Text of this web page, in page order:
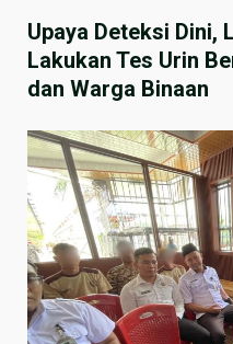
Upaya Deteksi Dini,
Lakukan Tes Urin
dan Warga Binaan